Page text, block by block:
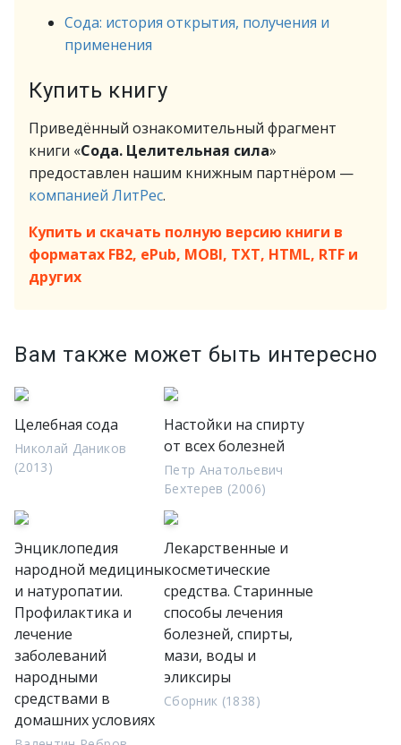
Сода: история открытия, получения и
применения
Купить книгу
Приведённый ознакомительный фрагмент
книги «Сода. Целительная сила»
предоставлен нашим книжным партнёром —
компанией ЛитРес.
Купить и скачать полную версию книги в
форматах FB2, ePub, MOBI, TXT, HTML, RTF и
других
Вам также может быть интересно
Целебная сода
Николай Даников
(2013)
Настойки на спирту
от всех болезней
Петр Анатольевич
Бехтерев (2006)
Энциклопедия
народной медицины
и натуропатии.
Профилактика и
лечение
заболеваний
народными
средствами в
домашних условиях
Лекарственные и
косметические
средства. Старинные
способы лечения
болезней, спирты,
мази, воды и
эликсиры
Сборник (1838)